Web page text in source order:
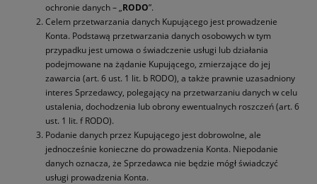
ochronie danych – „RODO”.
Celem przetwarzania danych Kupującego jest prowadzenie
Konta. Podstawą przetwarzania danych osobowych w tym
przypadku jest umowa o świadczenie usługi lub działania
podejmowane na żądanie Kupującego, zmierzające do jej
zawarcia (art. 6 ust. 1 lit. b RODO), a także prawnie uzasadniony
interes Sprzedawcy, polegający na przetwarzaniu danych w celu
ustalenia, dochodzenia lub obrony ewentualnych roszczeń (art. 6
ust. 1 lit. f RODO).
Podanie danych przez Kupującego jest dobrowolne, ale
jednocześnie konieczne do prowadzenia Konta. Niepodanie
danych oznacza, że Sprzedawca nie będzie mógł świadczyć
usługi prowadzenia Konta.